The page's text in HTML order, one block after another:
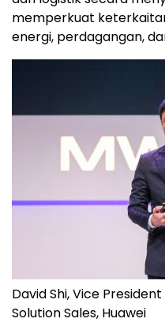
memperkuat
energi, perdagangan,
David Shi, Vice
Solution Sales, Huawei